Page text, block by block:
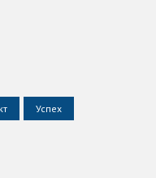
Успех